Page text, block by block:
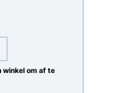
winkel om af te